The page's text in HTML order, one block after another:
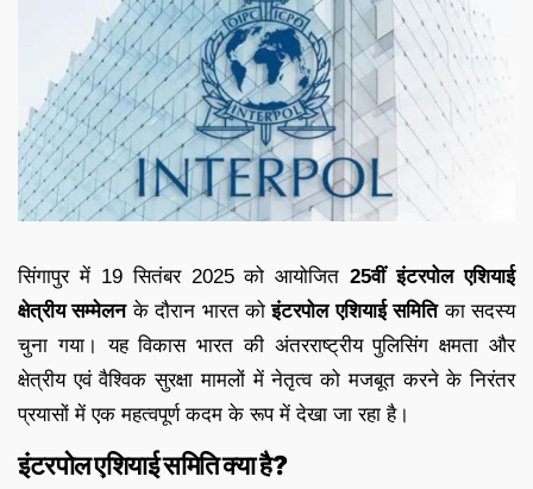
सिंगापुर में 19 सितंबर 2025 को आयोजित25वीं इंटरपोल एशियाई
क्षेत्रीय सम्मेलनके दौरान भारत कोइंटरपोल एशियाई समितिका सदस्य
चुना गया। यह विकास भारत की अंतरराष्ट्रीय पुलिसिंग क्षमता और
क्षेत्रीय एवं वैश्विक सुरक्षा मामलों में नेतृत्व को मजबूत करने के निरंतर
प्रयासों में एक महत्वपूर्ण कदम के रूप में देखा जा रहा है।
इंटरपोल एशियाई समिति क्या है?